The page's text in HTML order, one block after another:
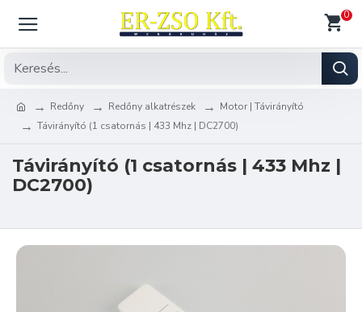
0
Redőny Redőny alkatrészek
Motor | Távirányító
Távirányító (1 csatornás | 433 Mhz | DC2700)
Távirányító (1 csatornás | 433 Mhz |
DC2700)